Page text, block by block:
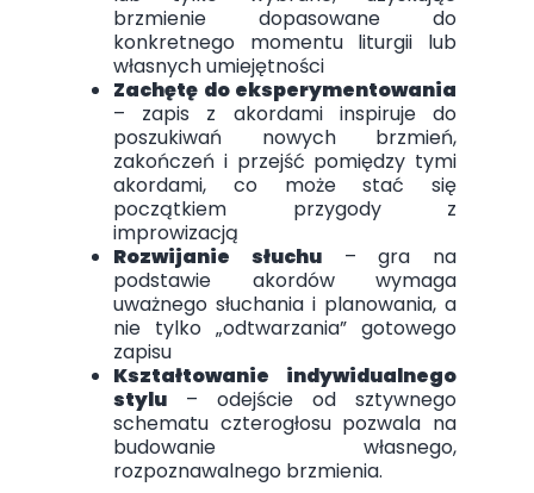
brzmienie dopasowane do
konkretnego momentu liturgii lub
własnych umiejętności
Zachętę do eksperymentowania
– zapis z akordami inspiruje do
poszukiwań nowych brzmień,
zakończeń i przejść pomiędzy tymi
akordami, co może stać się
początkiem przygody z
improwizacją
Rozwijanie słuchu– gra na
podstawie akordów wymaga
uważnego słuchania i planowania, a
nie tylko „odtwarzania” gotowego
zapisu
Kształtowanie indywidualnego
stylu – odejście od sztywnego
schematu czterogłosu pozwala na
budowanie własnego,
rozpoznawalnego brzmienia.